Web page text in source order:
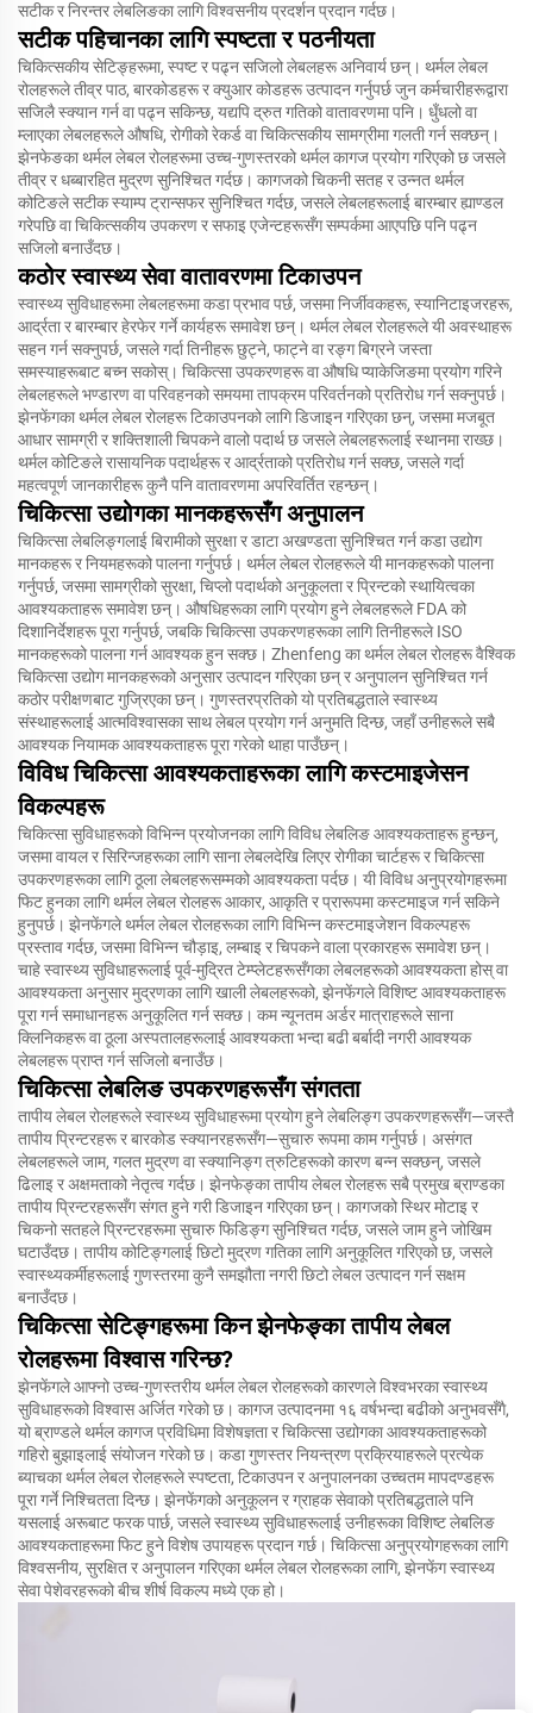
सटीक र निरन्तर लेबलिङका लागि विश्वसनीय प्रदर्शन प्रदान गर्दछ।
सटीक पहिचानका लागि स्पष्टता र पठनीयता
चिकित्सकीय सेटिङ्हरूमा, स्पष्ट र पढ्न सजिलो लेबलहरू अनिवार्य छन्। थर्मल लेबल
रोलहरूले तीव्र पाठ, बारकोडहरू र क्युआर कोडहरू उत्पादन गर्नुपर्छ जुन कर्मचारीहरूद्वारा
सजिलै स्क्यान गर्न वा पढ्न सकिन्छ, यद्यपि द्रुत गतिको वातावरणमा पनि। धुँधलो वा
म्लाएका लेबलहरूले औषधि, रोगीको रेकर्ड वा चिकित्सकीय सामग्रीमा गलती गर्न सक्छन्।
झेनफेङका थर्मल लेबल रोलहरूमा उच्च-गुणस्तरको थर्मल कागज प्रयोग गरिएको छ जसले
तीव्र र धब्बारहित मुद्रण सुनिश्चित गर्दछ। कागजको चिकनी सतह र उन्नत थर्मल
कोटिङले सटीक स्याम्प ट्रान्सफर सुनिश्चित गर्दछ, जसले लेबलहरूलाई बारम्बार ह्याण्डल
गरेपछि वा चिकित्सकीय उपकरण र सफाइ एजेन्टहरूसँग सम्पर्कमा आएपछि पनि पढ्न
सजिलो बनाउँदछ।
कठोर स्वास्थ्य सेवा वातावरणमा टिकाउपन
स्वास्थ्य सुविधाहरूमा लेबलहरूमा कडा प्रभाव पर्छ, जसमा निर्जीवकहरू, स्यानिटाइजरहरू,
आर्द्रता र बारम्बार हेरफेर गर्ने कार्यहरू समावेश छन्। थर्मल लेबल रोलहरूले यी अवस्थाहरू
सहन गर्न सक्नुपर्छ, जसले गर्दा तिनीहरू छुट्ने, फाट्ने वा रङ्ग बिग्रने जस्ता
समस्याहरूबाट बच्न सकोस्। चिकित्सा उपकरणहरू वा औषधि प्याकेजिङमा प्रयोग गरिने
लेबलहरूले भण्डारण वा परिवहनको समयमा तापक्रम परिवर्तनको प्रतिरोध गर्न सक्नुपर्छ।
झेनफेंगका थर्मल लेबल रोलहरू टिकाउपनको लागि डिजाइन गरिएका छन्, जसमा मजबूत
आधार सामग्री र शक्तिशाली चिपकने वालो पदार्थ छ जसले लेबलहरूलाई स्थानमा राख्छ।
थर्मल कोटिङले रासायनिक पदार्थहरू र आर्द्रताको प्रतिरोध गर्न सक्छ, जसले गर्दा
महत्वपूर्ण जानकारीहरू कुनै पनि वातावरणमा अपरिवर्तित रहन्छन्।
चिकित्सा उद्योगका मानकहरूसँग अनुपालन
चिकित्सा लेबलिङ्गलाई बिरामीको सुरक्षा र डाटा अखण्डता सुनिश्चित गर्न कडा उद्योग
मानकहरू र नियमहरूको पालना गर्नुपर्छ। थर्मल लेबल रोलहरूले यी मानकहरूको पालना
गर्नुपर्छ, जसमा सामग्रीको सुरक्षा, चिप्लो पदार्थको अनुकूलता र प्रिन्टको स्थायित्वका
आवश्यकताहरू समावेश छन्। औषधिहरूका लागि प्रयोग हुने लेबलहरूले FDA को
दिशानिर्देशहरू पूरा गर्नुपर्छ, जबकि चिकित्सा उपकरणहरूका लागि तिनीहरूले ISO
मानकहरूको पालना गर्न आवश्यक हुन सक्छ। Zhenfeng का थर्मल लेबल रोलहरू वैश्विक
चिकित्सा उद्योग मानकहरूको अनुसार उत्पादन गरिएका छन् र अनुपालन सुनिश्चित गर्न
कठोर परीक्षणबाट गुज्रिएका छन्। गुणस्तरप्रतिको यो प्रतिबद्धताले स्वास्थ्य
संस्थाहरूलाई आत्मविश्वासका साथ लेबल प्रयोग गर्न अनुमति दिन्छ, जहाँ उनीहरूले सबै
आवश्यक नियामक आवश्यकताहरू पूरा गरेको थाहा पाउँछन्।
विविध चिकित्सा आवश्यकताहरूका लागि कस्टमाइजेसन
विकल्पहरू
चिकित्सा सुविधाहरूको विभिन्न प्रयोजनका लागि विविध लेबलिङ आवश्यकताहरू हुन्छन्,
जसमा वायल र सिरिन्जहरूका लागि साना लेबलदेखि लिएर रोगीका चार्टहरू र चिकित्सा
उपकरणहरूका लागि ठूला लेबलहरूसम्मको आवश्यकता पर्दछ। यी विविध अनुप्रयोगहरूमा
फिट हुनका लागि थर्मल लेबल रोलहरू आकार, आकृति र प्रारूपमा कस्टमाइज गर्न सकिने
हुनुपर्छ। झेनफेंगले थर्मल लेबल रोलहरूका लागि विभिन्न कस्टमाइजेशन विकल्पहरू
प्रस्ताव गर्दछ, जसमा विभिन्न चौड़ाइ, लम्बाइ र चिपकने वाला प्रकारहरू समावेश छन्।
चाहे स्वास्थ्य सुविधाहरूलाई पूर्व-मुद्रित टेम्प्लेटहरूसँगका लेबलहरूको आवश्यकता होस् वा
आवश्यकता अनुसार मुद्रणका लागि खाली लेबलहरूको, झेनफेंगले विशिष्ट आवश्यकताहरू
पूरा गर्न समाधानहरू अनुकूलित गर्न सक्छ। कम न्यूनतम अर्डर मात्राहरूले साना
क्लिनिकहरू वा ठूला अस्पतालहरूलाई आवश्यकता भन्दा बढी बर्बादी नगरी आवश्यक
लेबलहरू प्राप्त गर्न सजिलो बनाउँछ।
चिकित्सा लेबलिङ उपकरणहरूसँग संगतता
तापीय लेबल रोलहरूले स्वास्थ्य सुविधाहरूमा प्रयोग हुने लेबलिङ्ग उपकरणहरूसँग—जस्तै
तापीय प्रिन्टरहरू र बारकोड स्क्यानरहरूसँग—सुचारु रूपमा काम गर्नुपर्छ। असंगत
लेबलहरूले जाम, गलत मुद्रण वा स्क्यानिङ्ग त्रुटिहरूको कारण बन्न सक्छन्, जसले
ढिलाइ र अक्षमताको नेतृत्व गर्दछ। झेनफेङ्का तापीय लेबल रोलहरू सबै प्रमुख ब्राण्डका
तापीय प्रिन्टरहरूसँग संगत हुने गरी डिजाइन गरिएका छन्। कागजको स्थिर मोटाइ र
चिकनो सतहले प्रिन्टरहरूमा सुचारु फिडिङ्ग सुनिश्चित गर्दछ, जसले जाम हुने जोखिम
घटाउँदछ। तापीय कोटिङ्गलाई छिटो मुद्रण गतिका लागि अनुकूलित गरिएको छ, जसले
स्वास्थ्यकर्मीहरूलाई गुणस्तरमा कुनै समझौता नगरी छिटो लेबल उत्पादन गर्न सक्षम
बनाउँदछ।
चिकित्सा सेटिङ्गहरूमा किन झेनफेङ्का तापीय लेबल
रोलहरूमा विश्वास गरिन्छ?
झेनफेंगले आफ्नो उच्च-गुणस्तरीय थर्मल लेबल रोलहरूको कारणले विश्वभरका स्वास्थ्य
सुविधाहरूको विश्वास अर्जित गरेको छ। कागज उत्पादनमा १६ वर्षभन्दा बढीको अनुभवसँगै,
यो ब्राण्डले थर्मल कागज प्रविधिमा विशेषज्ञता र चिकित्सा उद्योगका आवश्यकताहरूको
गहिरो बुझाइलाई संयोजन गरेको छ। कडा गुणस्तर नियन्त्रण प्रक्रियाहरूले प्रत्येक
ब्याचका थर्मल लेबल रोलहरूले स्पष्टता, टिकाउपन र अनुपालनका उच्चतम मापदण्डहरू
पूरा गर्ने निश्चितता दिन्छ। झेनफेंगको अनुकूलन र ग्राहक सेवाको प्रतिबद्धताले पनि
यसलाई अरूबाट फरक पार्छ, जसले स्वास्थ्य सुविधाहरूलाई उनीहरूका विशिष्ट लेबलिङ
आवश्यकताहरूमा फिट हुने विशेष उपायहरू प्रदान गर्छ। चिकित्सा अनुप्रयोगहरूका लागि
विश्वसनीय, सुरक्षित र अनुपालन गरिएका थर्मल लेबल रोलहरूका लागि, झेनफेंग स्वास्थ्य
सेवा पेशेवरहरूको बीच शीर्ष विकल्प मध्ये एक हो।